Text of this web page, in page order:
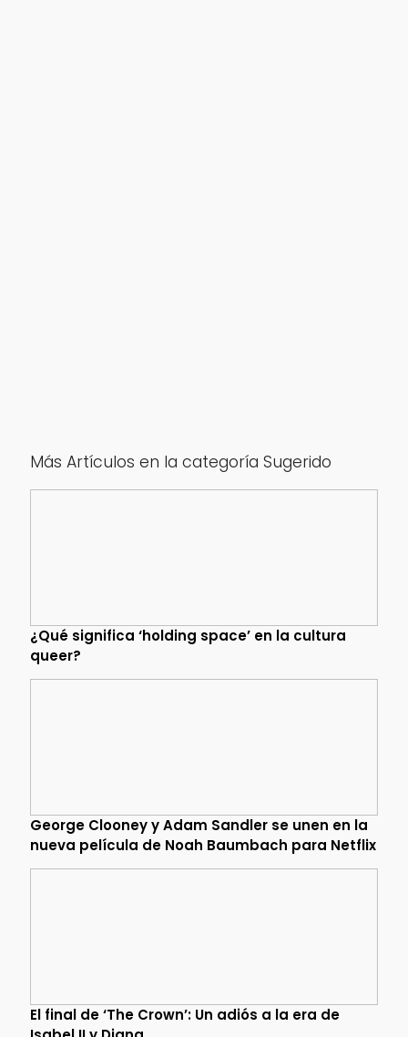
Más Artículos en la categoría Sugerido
¿Qué significa ‘holding space’ en la cultura
queer?
George Clooney y Adam Sandler se unen en la
nueva película de Noah Baumbach para Netflix
El final de ‘The Crown’: Un adiós a la era de